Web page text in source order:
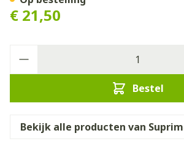
€ 21,50
Bestel
Bekijk alle producten van